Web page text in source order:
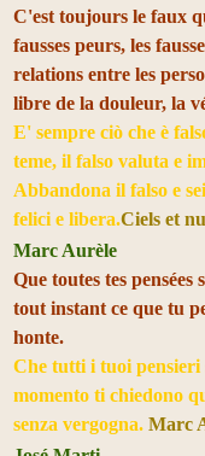
C'est toujours le faux
fausses peurs, les
relations entre les
libre de la douleur, la
E' sempre ciò che è
teme, il falso valuta e
Abbandona il falso e
felici e libera.Ciels et
Marc Aurèle
Que toutes tes
tout instant ce que tu
honte.
Che tutti i tuoi pensieri
momento ti chiedono
senza vergogna. Marc